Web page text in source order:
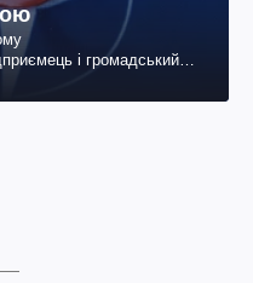
і громадський